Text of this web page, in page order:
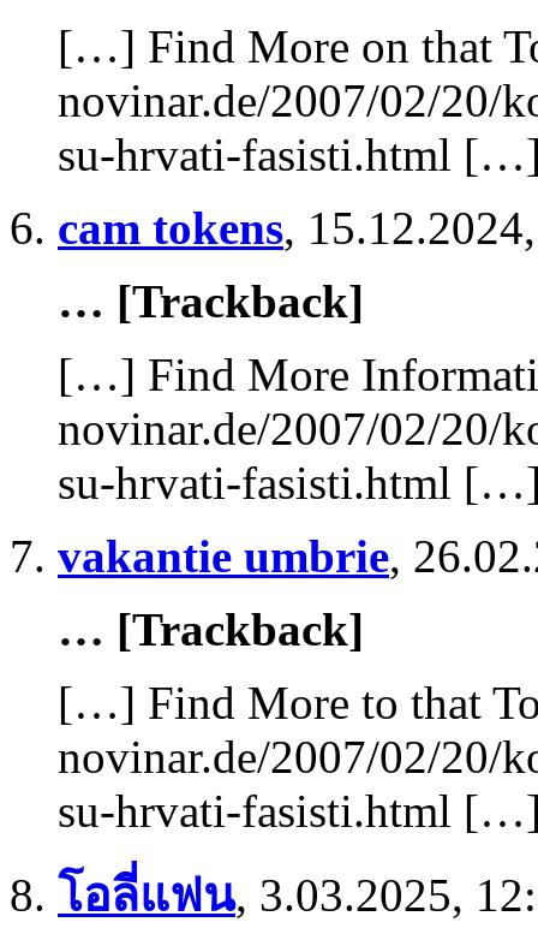
[…] Find More on that
novinar.de/2007/02/20/
su-hrvati-fasisti.html
cam tokens,
… [Trackback]
[…] Find More
novinar.de/2007/02/20/
su-hrvati-fasisti.html
vakantie umbrie,
… [Trackback]
[…] Find More to that
novinar.de/2007/02/20/
su-hrvati-fasisti.html
โอลี่แฟน, 3.03.2025,